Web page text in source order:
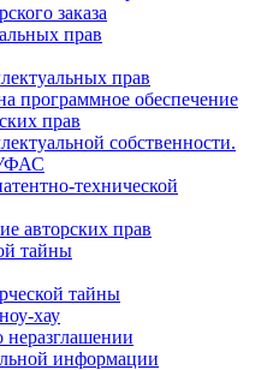
заказа
прав
прав
программное обеспечение
прав
собственности.
технической
авторских прав
тайны
тайны
хау
информации